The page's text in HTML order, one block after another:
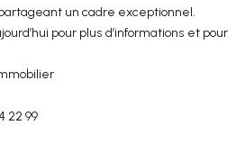
un cadre exceptionnel.
pour plus d’informations et pour
22 99